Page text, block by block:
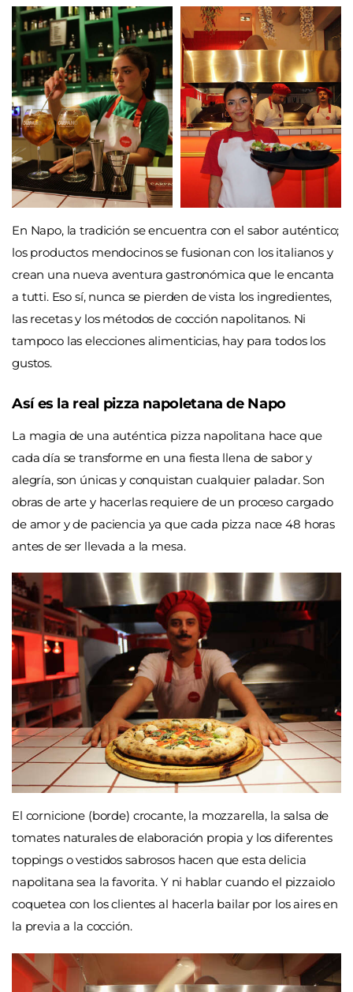
En Napo, la tradición se encuentra con el sabor auténtico;
los productos mendocinos se fusionan con los italianos y
crean una nueva aventura gastronómica que le encanta
a tutti. Eso sí, nunca se pierden de vista los ingredientes,
las recetas y los métodos de cocción napolitanos. Ni
tampoco las elecciones alimenticias, hay para todos los
gustos.
Así es la real pizza napoletana de Napo
La magia de una auténtica pizza napolitana hace que
cada día se transforme en una fiesta llena de sabor y
alegría, son únicas y conquistan cualquier paladar. Son
obras de arte y hacerlas requiere de un proceso cargado
de amor y de paciencia ya que cada pizza nace 48 horas
antes de ser llevada a la mesa.
El cornicione (borde) crocante, la mozzarella, la salsa de
tomates naturales de elaboración propia y los diferentes
toppings o vestidos sabrosos hacen que esta delicia
napolitana sea la favorita. Y ni hablar cuando el pizzaiolo
coquetea con los clientes al hacerla bailar por los aires en
la previa a la cocción.